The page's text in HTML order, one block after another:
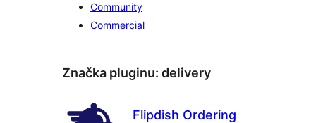
Community
Commercial
Značka pluginu: delivery
Flipdish Ordering